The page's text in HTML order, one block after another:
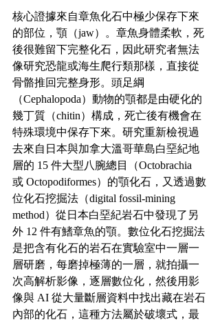
核心證據來自章魚化石中極少保存下來
的部位，顎（jaw）。章魚身體柔軟，死
後很難留下完整化石，因此研究者無法
像研究恐龍或海生爬行類那樣，直接從
骨骼推回完整身形。頭足綱
（Cephalopoda）動物的顎都是由硬化的
幾丁質（chitin）構成，死亡後有機會在
特殊環境中保存下來。研究重新檢視過
去來自日本與加拿大溫哥華島白堊紀地
層的 15 件大型八腕總目（Octobrachia
或 Octopodiformes）的顎化石，又透過數
位化石挖掘法（digital fossil-mining
method）從日本白堊紀岩石中發現了另
外 12 件有鰭章魚的顎。數位化石挖掘法
是把含有化石的岩石在實驗室中一層一
層研磨，每磨掉極薄的一層，就拍攝一
次高解析影像，逐層數位化，然後用影
像與 AI 從大量斷層資料中找出藏在岩石
內部的化石，這種方法屬於破壞式，最